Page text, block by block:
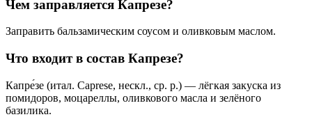
Чем заправляется Капрезе?
Заправить бальзамическим соусом и оливковым маслом.
Что входит в состав Капрезе?
Капре́зе (итал. Caprese, нескл., ср. р.) — лёгкая закуска из
помидоров, моцареллы, оливкового масла и зелёного
базилика.